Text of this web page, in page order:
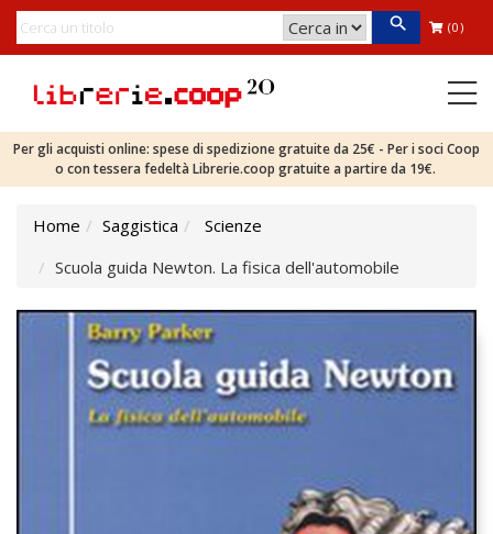
(0)
Per gli acquisti online: spese di spedizione gratuite da 25€ - Per i soci Coop
o con tessera fedeltà Librerie.coop gratuite a partire da 19€.
Home Saggistica
Scienze
Scuola guida Newton. La fisica dell'automobile